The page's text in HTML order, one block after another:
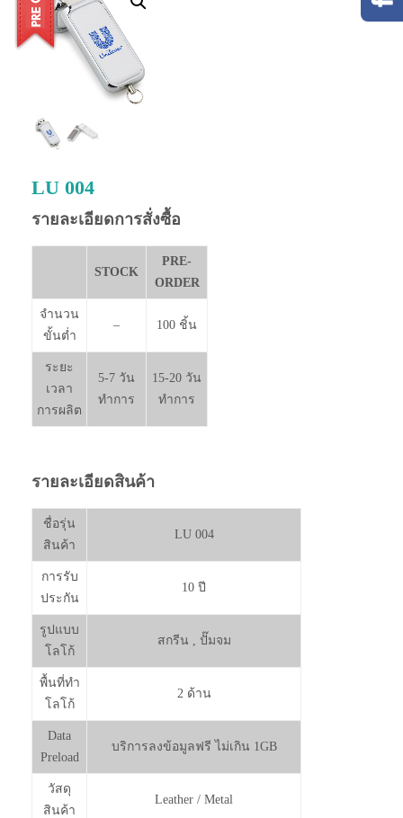
LU 004
รายละเอียดการสั่งซื้อ
STOCK
PRE-
ORDER
จำนวน
ขั้นต่ำ
– 100 ชิ้น
ระยะ
เวลา
การผลิต
5-7 วัน
ทำการ
15-20 วัน
ทำการ
รายละเอียดสินค้า
ชื่อรุ่น
สินค้า
LU 004
การรับ
ประกัน
10 ปี
รูปแบบ
โลโก้
สกรีน , ปั๊มจม
พื้นที่ทำ
โลโก้
2 ด้าน
Data
Preload
บริการลงข้อมูลฟรี ไม่เกิน 1GB
วัสดุ
สินค้า
Leather / Metal